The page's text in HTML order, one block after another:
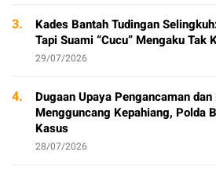
3.
Kades Bantah Tudingan
Tapi Suami “Cucu” Mengaku Tak
29/07/2026
4.
Dugaan Upaya Pengancaman
Mengguncang Kepahiang, Polda
Kasus
28/07/2026